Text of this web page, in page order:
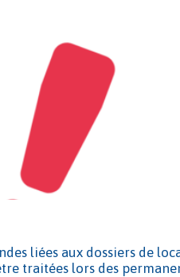
liées aux dossiers de
traitées lors des